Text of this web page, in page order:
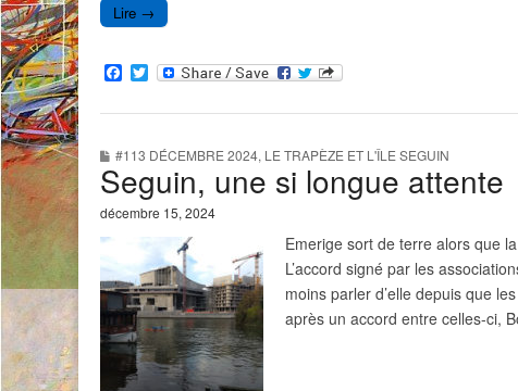
Lire →
F
a
c
o
o
k
T
w
i
e
r
#113 DÉCEMBRE 2024, LE TRAPÈZE ET L'ÎLE SEGUIN
Seguin, une si longue attente
décembre 15, 2024
Emerige sort de terre alors que
L’accord signé par les
moins parler d’elle depuis que
après un accord entre celles-ci,